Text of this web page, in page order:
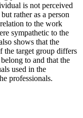
is not perceived
rather as a person
to the work
sympathetic to the
shows that the
the target group differs
to and that the
used in the
professionals.